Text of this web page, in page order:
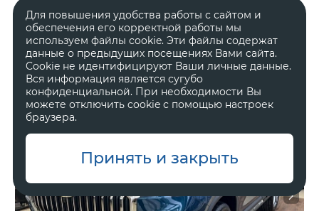
2 968 990 ₽ 3 993 990 ₽
Для повышения удобства работы с сайтом и
обеспечения его корректной работы мы
используем файлы cookie. Эти файлы содержат
данные о предыдущих посещениях Вами сайта.
Cookie не идентифицируют Ваши личные данные.
Вся информация является сугубо
конфиденциальной. При необходимости Вы
можете отключить cookie с помощью настроек
браузера.
Принять и закрыть